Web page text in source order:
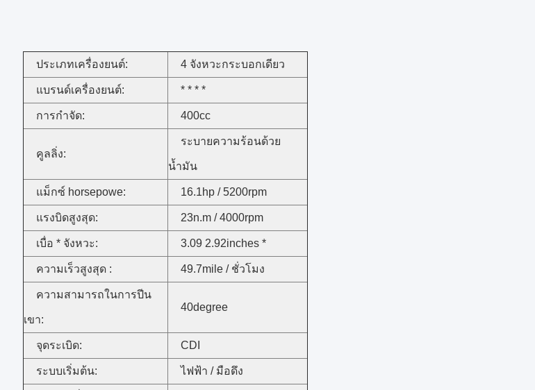
ประเภทเครื่องยนต์: 4 จังหวะกระบอกเดียว
แบรนด์เครื่องยนต์: * * * *
การกำจัด: 400cc
คูลลิ่ง:
ระบายความร้อนด้วย
น้ำมัน
แม็กซ์ horsepowe: 16.1hp / 5200rpm
แรงบิดสูงสุด: 23n.m / 4000rpm
เบื่อ * จังหวะ: 3.09 2.92inches *
ความเร็วสูงสุด : 49.7mile / ชั่วโมง
ความสามารถในการปีน
เขา:
40degree
จุดระเบิด: CDI
ระบบเริ่มต้น: ไฟฟ้า / มือดึง